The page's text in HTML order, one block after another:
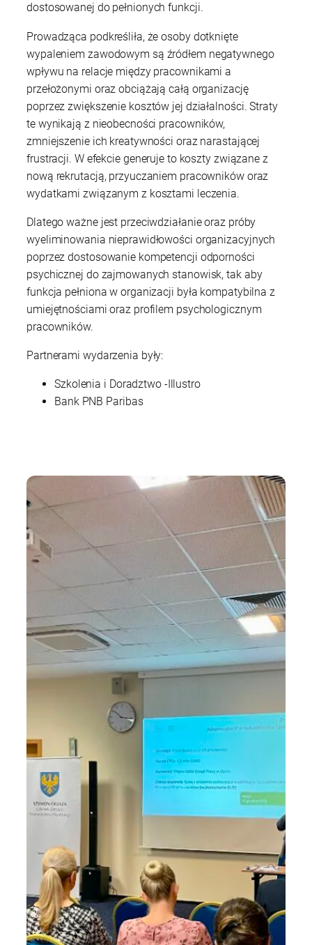
dostosowanej do pełnionych funkcji.
Prowadząca podkreśliła, że osoby dotknięte
wypaleniem zawodowym są źródłem negatywnego
wpływu na relacje między pracownikami a
przełożonymi oraz obciążają całą organizację
poprzez zwiększenie kosztów jej działalności. Straty
te wynikają z nieobecności pracowników,
zmniejszenie ich kreatywności oraz narastającej
frustracji. W efekcie generuje to koszty związane z
nową rekrutacją, przyuczaniem pracowników oraz
wydatkami związanym z kosztami leczenia.
Dlatego ważne jest przeciwdziałanie oraz próby
wyeliminowania nieprawidłowości organizacyjnych
poprzez dostosowanie kompetencji odporności
psychicznej do zajmowanych stanowisk, tak aby
funkcja pełniona w organizacji była kompatybilna z
umiejętnościami oraz profilem psychologicznym
pracowników.
Partnerami wydarzenia były:
Szkolenia i Doradztwo -Illustro
Bank PNB Paribas